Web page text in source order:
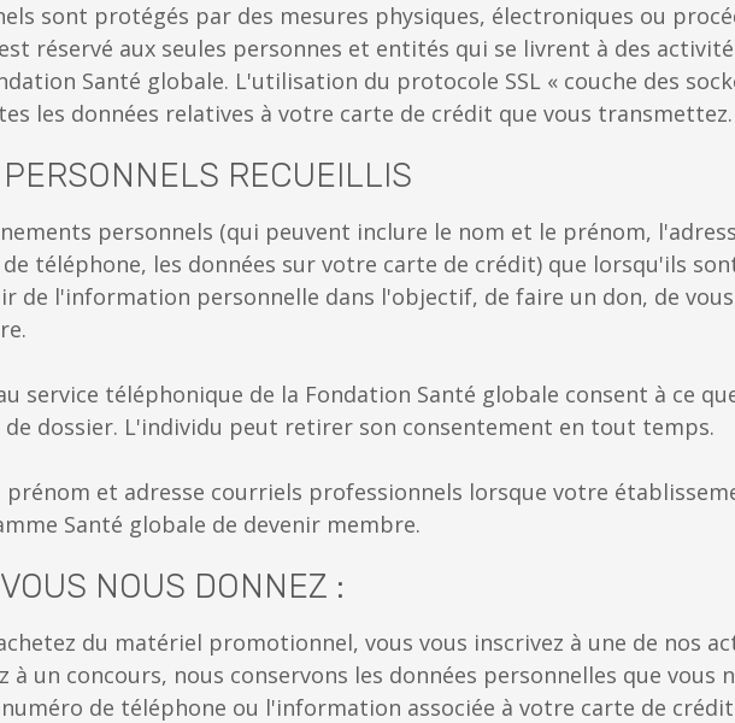
sont protégés par des mesures physiques, électroniques ou
réservé aux seules personnes et entités qui se livrent à des
Santé globale. L'utilisation du protocole SSL « couche des
les données relatives à votre carte de crédit que vous transmettez.
RECUEILLIS
personnels (qui peuvent inclure le nom et le prénom,
téléphone, les données sur votre carte de crédit) que lorsqu'ils
de l'information personnelle dans l'objectif, de faire un don, de
service téléphonique de la Fondation Santé globale consent à ce
de dossier. L'individu peut retirer son consentement en tout temps.
et adresse courriels professionnels lorsque votre
Santé globale de devenir membre.
NOUS DONNEZ :
du matériel promotionnel, vous vous inscrivez à une de nos
un concours, nous conservons les données personnelles que vous
de téléphone ou l'information associée à votre carte de